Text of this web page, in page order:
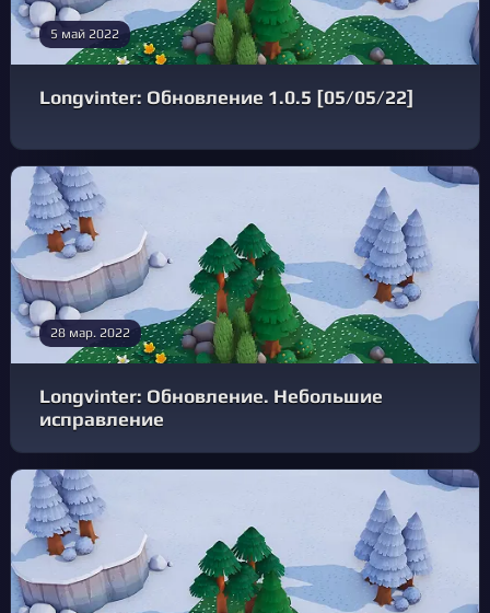
5 май 2022
Longvinter: Обновление 1.0.5 [05/05/22]
28 мар. 2022
Longvinter: Обновление. Небольшие
исправление